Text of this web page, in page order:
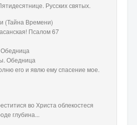
Русских святых.
(Тайна Времени)
Псалом 67
Обедница
Обедница
его и явлю ему спасение мое.
во Христа облекостеся
глубина...